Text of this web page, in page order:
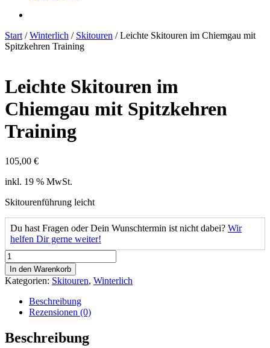
Start /Winterlich / Skitouren / Leichte Skitouren im Chiemgau mit
Spitzkehren Training
Leichte Skitouren im
Chiemgau mit Spitzkehren
Training
105,00 €
inkl. 19 % MwSt.
Skitourenführung leicht
Du hast Fragen oder Dein Wunschtermin ist nicht dabei? Wir
helfen Dir gerne weiter!
Leichte
Skitouren
im
Chiemgau
Spitzkehren
Training
Menge
In den Warenkorb
Kategorien: Skitouren, Winterlich
Beschreibung
Rezensionen (0)
Beschreibung